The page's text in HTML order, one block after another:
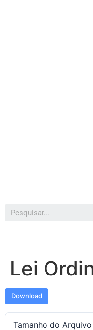
Lei
Download
Tamanho do Arquivo